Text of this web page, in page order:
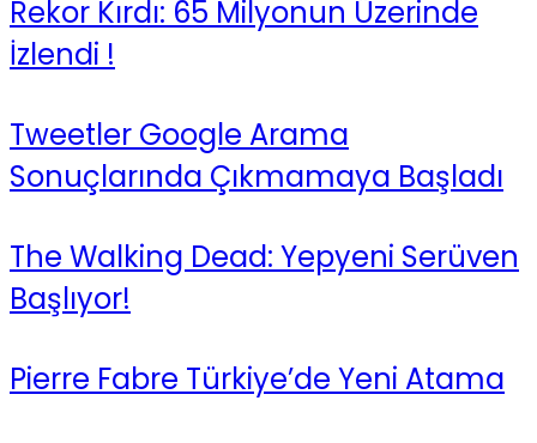
Rekor Kırdı: 65 Milyonun Üzerinde
İzlendi !
Tweetler Google Arama
Sonuçlarında Çıkmamaya Başladı
The Walking Dead: Yepyeni Serüven
Başlıyor!
Pierre Fabre Türkiye’de Yeni Atama